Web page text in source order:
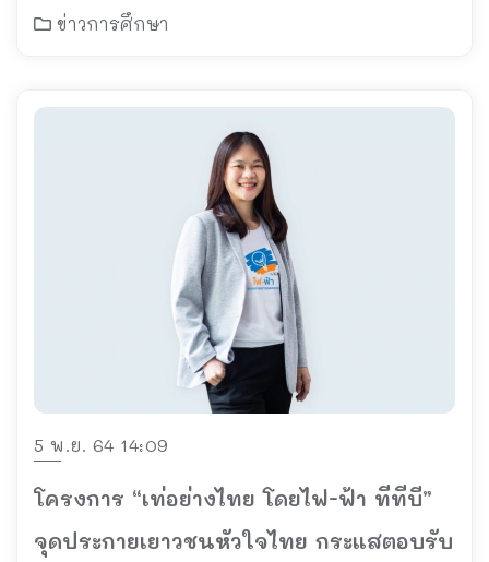
ข่าวการศึกษา
5 พ.ย. 64 14:09
โครงการ “เท่อย่างไทย โดยไฟ-ฟ้า ทีทีบี”
จุดประกายเยาวชนหัวใจไทย กระแสตอบรับ